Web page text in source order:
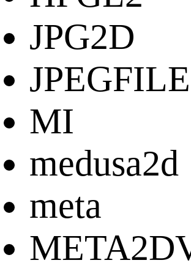
JPG2D
JPEGFILE
MI
medusa2d
meta